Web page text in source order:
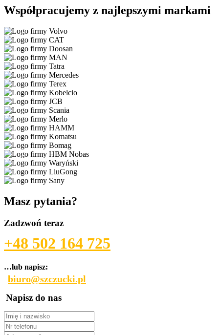
Współpracujemy z najlepszymi markami
Masz pytania?
Zadzwoń teraz
+48 502 164 725
…lub napisz:
biuro@szczucki.pl
Napisz do nas